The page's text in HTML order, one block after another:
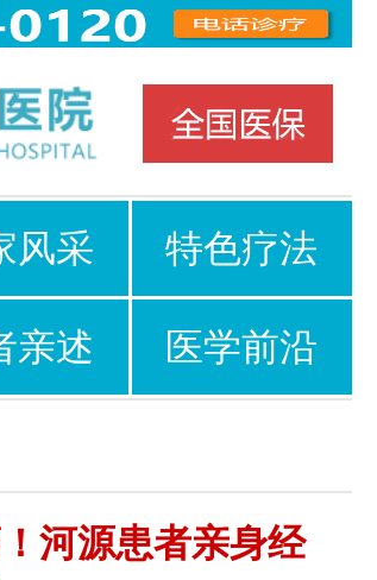
风采 特色疗法
亲述 医学前沿
河源患者亲身经